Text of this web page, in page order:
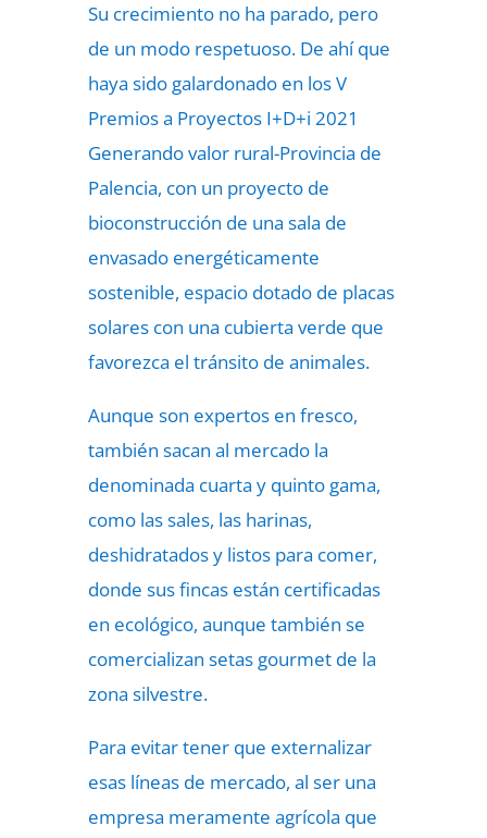
Su crecimiento no ha parado, pero
de un modo respetuoso. De ahí que
haya sido galardonado en los V
Premios a Proyectos I+D+i 2021
Generando valor rural-Provincia de
Palencia, con un proyecto de
bioconstrucción de una sala de
envasado energéticamente
sostenible, espacio dotado de placas
solares con una cubierta verde que
favorezca el tránsito de animales.
Aunque son expertos en fresco,
también sacan al mercado la
denominada cuarta y quinto gama,
como las sales, las harinas,
deshidratados y listos para comer,
donde sus fincas están certificadas
en ecológico, aunque también se
comercializan setas gourmet de la
zona silvestre.
Para evitar tener que externalizar
esas líneas de mercado, al ser una
empresa meramente agrícola que